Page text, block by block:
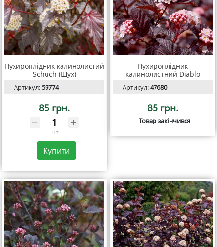
Пухироплідник калинолистий
Schuch (Шух)
Артикул:59774
85 грн.
шт
Купити
Пухироплідник
калинолистний Diablo
Артикул:47680
85 грн.
Товар закінчився